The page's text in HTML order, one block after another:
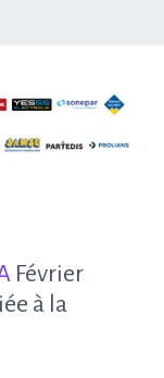
Février
à la